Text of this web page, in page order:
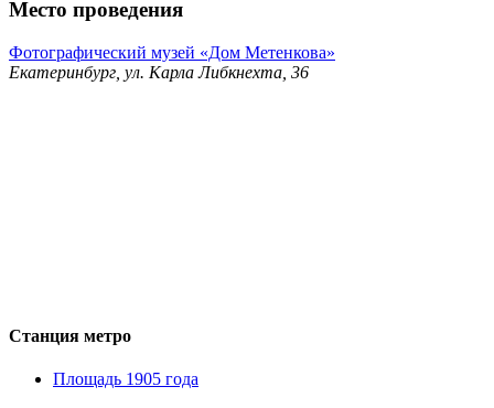
Место проведения
Фотографический музей «Дом Метенкова»
Екатеринбург, ул. Карла Либкнехта, 36
Станция метро
Площадь 1905 года